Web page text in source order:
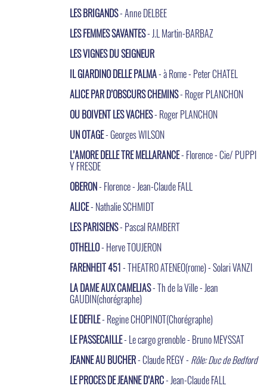
LES BRIGANDS- Anne DELBEE
LES FEMMES SAVANTES- J.L Martin-BARBAZ
LES VIGNES DU SEIGNEUR
IL GIARDINO DELLE PALMA- à Rome - Peter CHATEL
ALICE PAR D’OBSCURS CHEMINS- Roger PLANCHON
OU BOIVENT LES VACHES- Roger PLANCHON
UN OTAGE- Georges WILSON
L’AMORE DELLE TRE MELLARANCE- Florence - Cie/ PUPPI
Y FRESDE
OBERON- Florence - Jean-Claude FALL
ALICE- Nathalie SCHMIDT
LES PARISIENS- Pascal RAMBERT
OTHELLO- Herve TOUJERON
FARENHEIT 451- THEATRO ATENEO(rome) - Solari VANZI
LA DAME AUX CAMELIAS- Th de la Ville - Jean
GAUDIN(chorégraphe)
LE DEFILE- Regine CHOPINOT(Chorégraphe)
LE PASSECAILLE- Le cargo grenoble - Bruno MEYSSAT
JEANNE AU BUCHER- Claude REGY - Rôle: Duc de Bedford
LE PROCES DE JEANNE D’ARC- Jean-Claude FALL